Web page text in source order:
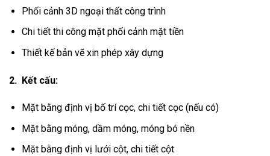
Phối cảnh 3D ngoại thất công trình
Chi tiết thi công mặt phối cảnh mặt tiền
Thiết kế bản vẽ xin phép xây dựng
2. Kết cấu:
Mặt bằng định vị bố trí cọc, chi tiết cọc (nếu có)
Mặt bằng móng, dầm móng, móng bó nền
Mặt bằng định vị lưới cột, chi tiết cột